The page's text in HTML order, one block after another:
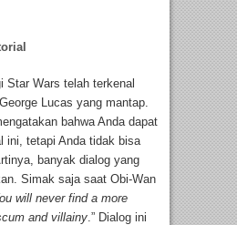
Star Wars telah terkenal
Lucas yang mantap.
bahwa Anda dapat
ini, tetapi Anda tidak bisa
banyak dialog yang
Simak saja saat Obi-Wan
will never find a more
and villainy .” Dialog ini